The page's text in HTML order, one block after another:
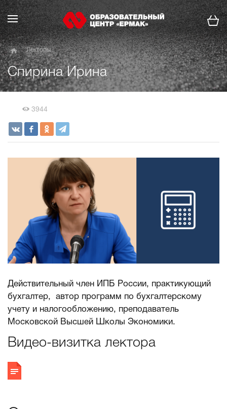
Лекторы
Спирина Ирина
3944
Действительный член ИПБ России, практикующий
бухгалтер, автор программ по бухгалтерскому
учету и налогообложению, преподаватель
Московской Высшей Школы Экономики.
Видео-визитка лектора